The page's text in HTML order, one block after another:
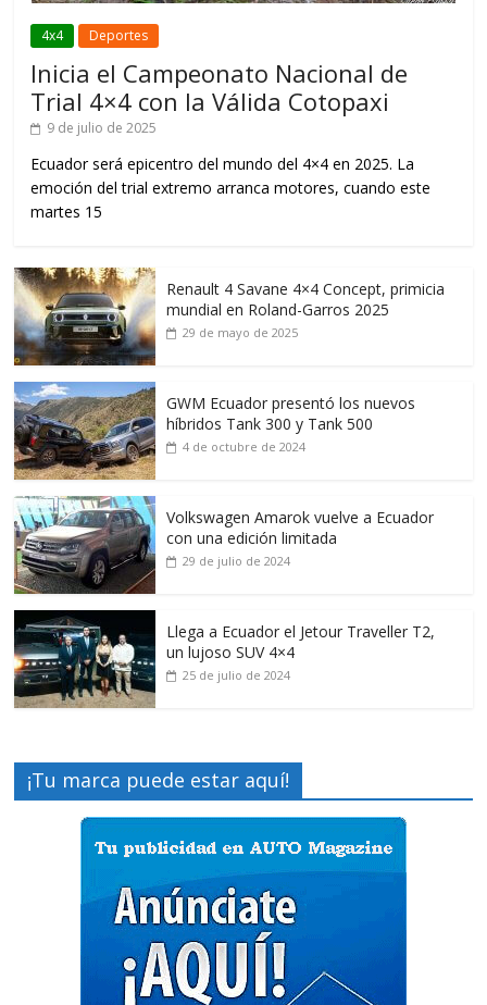
4x4 Deportes
Inicia el Campeonato Nacional de
Trial 4×4 con la Válida Cotopaxi
9 de julio de 2025
Ecuador será epicentro del mundo del 4×4 en 2025. La
emoción del trial extremo arranca motores, cuando este
martes 15
Renault 4 Savane 4×4 Concept, primicia
mundial en Roland-Garros 2025
29 de mayo de 2025
GWM Ecuador presentó los nuevos
híbridos Tank 300 y Tank 500
4 de octubre de 2024
Volkswagen Amarok vuelve a Ecuador
con una edición limitada
29 de julio de 2024
Llega a Ecuador el Jetour Traveller T2,
un lujoso SUV 4×4
25 de julio de 2024
¡Tu marca puede estar aquí!